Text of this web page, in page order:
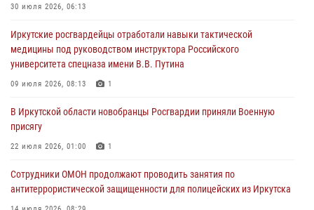
сердца к сердцу» (видео)
31 июля 2026, 04:37 1
Сотрудники Росгвардии нашли и вернули родственникам
30 июля 2026, 07:37
30 июля 2026, 06:13
Иркутские росгвардейцы отработали навыки тактической
медицины под руководством инструктора Российского
университета спецназа имени В.В. Путина
09 июля 2026, 08:13 1
В Иркутской области новобранцы Росгвардии приняли Военную
присягу
22 июля 2026, 01:00 1
Сотрудники ОМОН продолжают проводить занятия по
антитеррористической защищенности для полицейских из Иркутска